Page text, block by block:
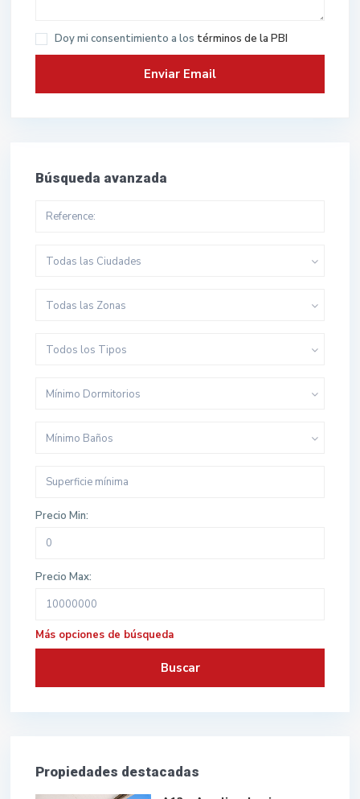
Doy mi consentimiento a los términos de la PBI
Búsqueda avanzada
Todas las Ciudades
Todas las Zonas
Todos los Tipos
Mínimo Dormitorios
Mínimo Baños
Precio Min:
Precio Max:
Más opciones de búsqueda
Buscar
Propiedades destacadas